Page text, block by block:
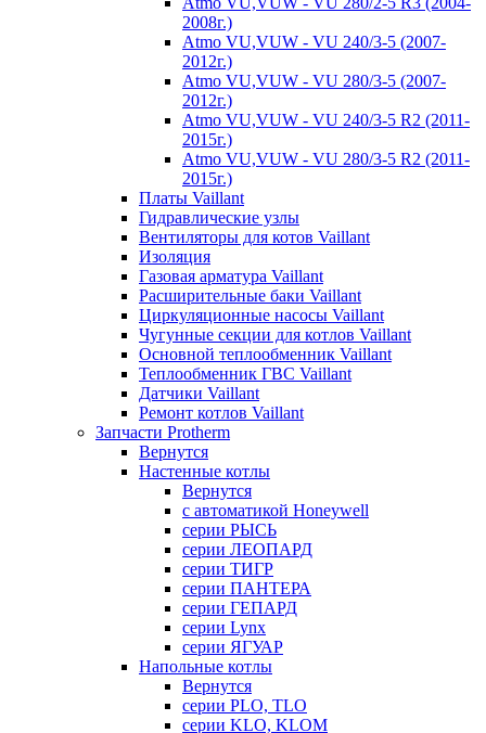
2008г.)
Atmo VU,VUW - VU 240/3-5 (2007-
2012г.)
Atmo VU,VUW - VU 280/3-5 (2007-
2012г.)
Atmo VU,VUW - VU 240/3-5 R2 (2011-
2015г.)
Atmo VU,VUW - VU 280/3-5 R2 (2011-
2015г.)
Платы Vaillant
Гидравлические узлы
Вентиляторы для котов Vaillant
Изоляция
Газовая арматура Vaillant
Расширительные баки Vaillant
Циркуляционные насосы Vaillant
Чугунные секции для котлов Vaillant
Основной теплообменник Vaillant
Теплообменник ГВС Vaillant
Датчики Vaillant
Ремонт котлов Vaillant
Запчасти Protherm
Вернутся
Настенные котлы
Вернутся
с автоматикой Honeywell
серии РЫСЬ
серии ЛЕОПАРД
серии ТИГР
серии ПАНТЕРА
серии ГЕПАРД
серии Lynx
серии ЯГУАР
Напольные котлы
Вернутся
серии PLO, TLO
серии KLO, KLOM